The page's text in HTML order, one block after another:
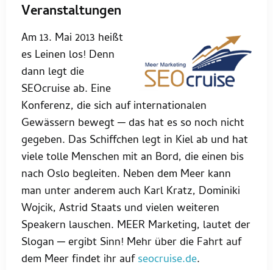
Veranstaltungen
Am 13. Mai 2013 heißt
es Leinen los! Denn
dann legt die
SEOcruise ab. Eine
Konferenz, die sich auf internationalen
Gewässern bewegt ─ das hat es so noch nicht
gegeben. Das Schiffchen legt in Kiel ab und hat
viele tolle Menschen mit an Bord, die einen bis
nach Oslo begleiten. Neben dem Meer kann
man unter anderem auch Karl Kratz, Dominiki
Wojcik, Astrid Staats und vielen weiteren
Speakern lauschen. MEER Marketing, lautet der
Slogan ─ ergibt Sinn! Mehr über die Fahrt auf
dem Meer findet ihr aufseocruise.de.